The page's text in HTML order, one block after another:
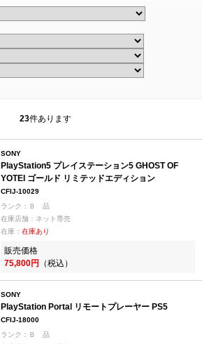
23件あります
SONY
PlayStation5 プレイステーション5 GHOST OF
YOTEI ゴールド リミテッドエディション
CFIJ-10029
ランク：Ｂ 品
在庫店舗：ネット専売
在庫： 在庫あり
販売価格
75,800円 （税込）
SONY
PlayStation Portal リモートプレーヤー PS5
CFIJ-18000
ランク：Ｂ 品